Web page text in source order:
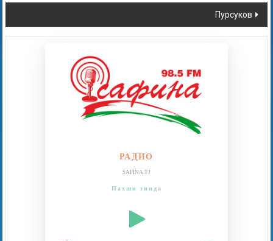
Пурсуков
РАДИО
SAFINA.TJ
Пахши зинда